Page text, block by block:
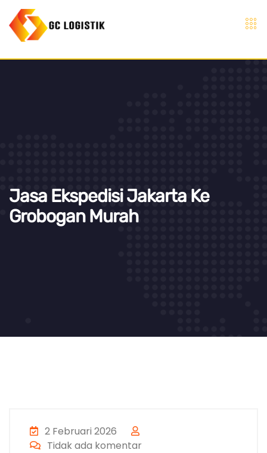
Jasa Ekspedisi Jakarta Ke
Grobogan Murah
2 Februari 2026
Tidak ada komentar